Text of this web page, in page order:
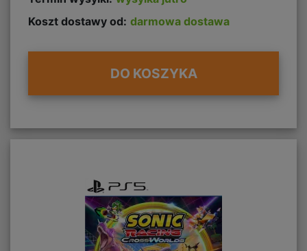
Koszt dostawy od: darmowa dostawa
DO KOSZYKA